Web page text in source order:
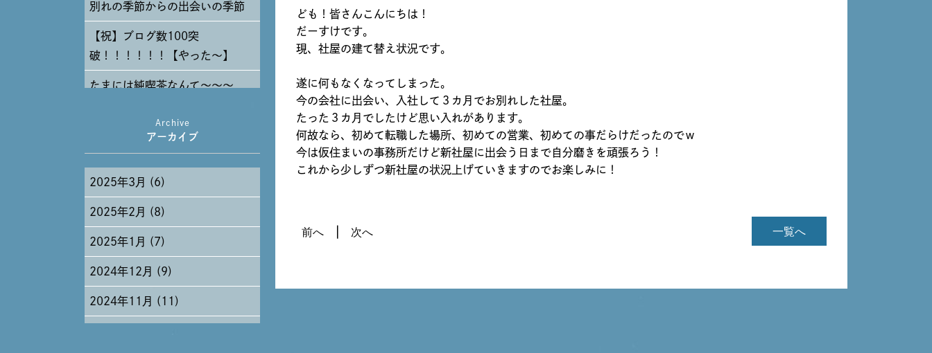
ども！皆さんこんにちは！
だーすけです。
現、社屋の建て替え状況です。
遂に何もなくなってしまった。
今の会社に出会い、入社して３カ月でお別れした社屋。
たった３カ月でしたけど思い入れがあります。
何故なら、初めて転職した場所、初めての営業、初めての事だらけだったのでｗ
今は仮住まいの事務所だけど新社屋に出会う日まで自分磨きを頑張ろう！
これから少しずつ新社屋の状況上げていきますのでお楽しみに！
一覧へ
前へ 次へ
別れの季節からの出会いの季節
【祝】ブログ数100突
破！！！！！！【やった～】
たまには純喫茶なんて～～～
Archive
アーカイブ
2025年3月 (6)
2025年2月 (8)
2025年1月 (7)
2024年12月 (9)
2024年11月 (11)